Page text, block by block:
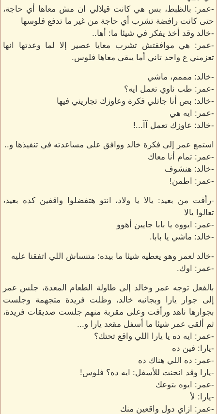
-عمر: بالظبط، بس هي كانت قيلالي ان مش معاها أي حاجة،
حتى كانت رافضة تشرب أي حاجة من غير ما تدفع فلوسها
-خالد وقد أخذ يفكر في شيئا ما: أها..
-عمر: هي موافقتش تشرب معايا عصير إلا لما وعدتها انها
تعزمني ع واحد تاني أما يبقى معاها فلوس.
-خالد: مممم، ماشي
-عمر: طب ناوي تعمل ايه؟
-خالد: بص أنا جاتلي فكرة وعاوزك تجاريني فيها
-عمر: ايه هي
-خالد: عاوزك تعمل آآ...!
استمع عمر إلى فكرة خالد ووافق على مساعدته في تنفيذها و..
-عمر: تمام أنا معاك
-خالد: هنشوف
-عمر: اطمن!
-رأفت من بعيد: يالا يا ولاد، انتو هتفضلوا واقفين كده بعيد،
تعالوا يالا
-عمر: ايووه يا بابا جايين أهوو
-خالد: ماشي يا بابا.
-خالد لعمر وهو يعطيه شيئا ما بيده: متنساش اللي اتفقنا عليه
-عمر: اوك.
بالفعل توجه عمر وخالد إلى طاولة الطعام المعدة، جلس عمر
إلى جوار يارا وبجانبه خالد، وظلت فريدة متجهمة وجلست
بجوارها ناهد ورأفت وعلى مقربة منهم جلست صديقات فريدة،
ثم ألقى عمر شيئا ما أسفل مقعد يارا و...
-عمر: ايه ده يا يارا اللي واقع تحتك؟
-يارا: فين ده
-عمر: ده اللي هناك ده
-يارا وقد انحنت للأسفل: ايه ده؟ فلوس!
-عمر: ايوه بتوعك
-يارا: لأ
-عمر: ازاي دول واقعين منك